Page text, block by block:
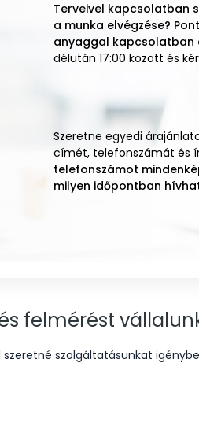
Terveivel kapcsolatban
a munka elvégzése?
anyaggal kapcsolatban
délután 17:00 között és
Szeretne egyedi
címét, telefonszámát és
telefonszámot
milyen időpontban
felmérést
szeretné szolgáltatásunkat